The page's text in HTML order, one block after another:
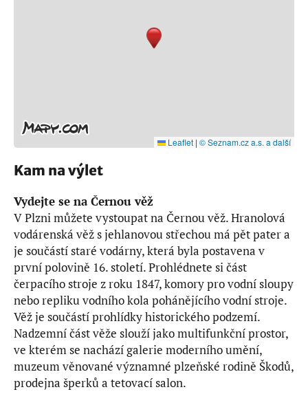
Leaflet | © Seznam.cz a.s. a další
Kam na výlet
Vydejte se na Černou věž
V Plzni můžete vystoupat na Černou věž. Hranolová
vodárenská věž s jehlanovou střechou má pět pater a
je součástí staré vodárny, která byla postavena v
první polovině 16. století. Prohlédnete si část
čerpacího stroje z roku 1847, komory pro vodní sloupy
nebo repliku vodního kola pohánějícího vodní stroje.
Věž je součástí prohlídky historického podzemí.
Nadzemní část věže slouží jako multifunkční prostor,
ve kterém se nachází galerie moderního umění,
muzeum věnované významné plzeňské rodině Škodů,
prodejna šperků a tetovací salon.